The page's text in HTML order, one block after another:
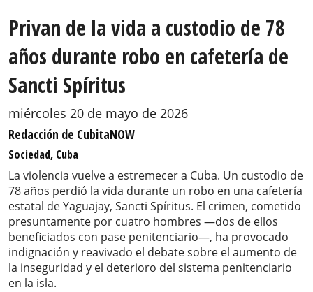
Privan de la vida a custodio de 78
años durante robo en cafetería de
Sancti Spíritus
miércoles 20 de mayo de 2026
Redacción de CubitaNOW
Sociedad, Cuba
La violencia vuelve a estremecer a Cuba. Un custodio de
78 años perdió la vida durante un robo en una cafetería
estatal de Yaguajay, Sancti Spíritus. El crimen, cometido
presuntamente por cuatro hombres —dos de ellos
beneficiados con pase penitenciario—, ha provocado
indignación y reavivado el debate sobre el aumento de
la inseguridad y el deterioro del sistema penitenciario
en la isla.